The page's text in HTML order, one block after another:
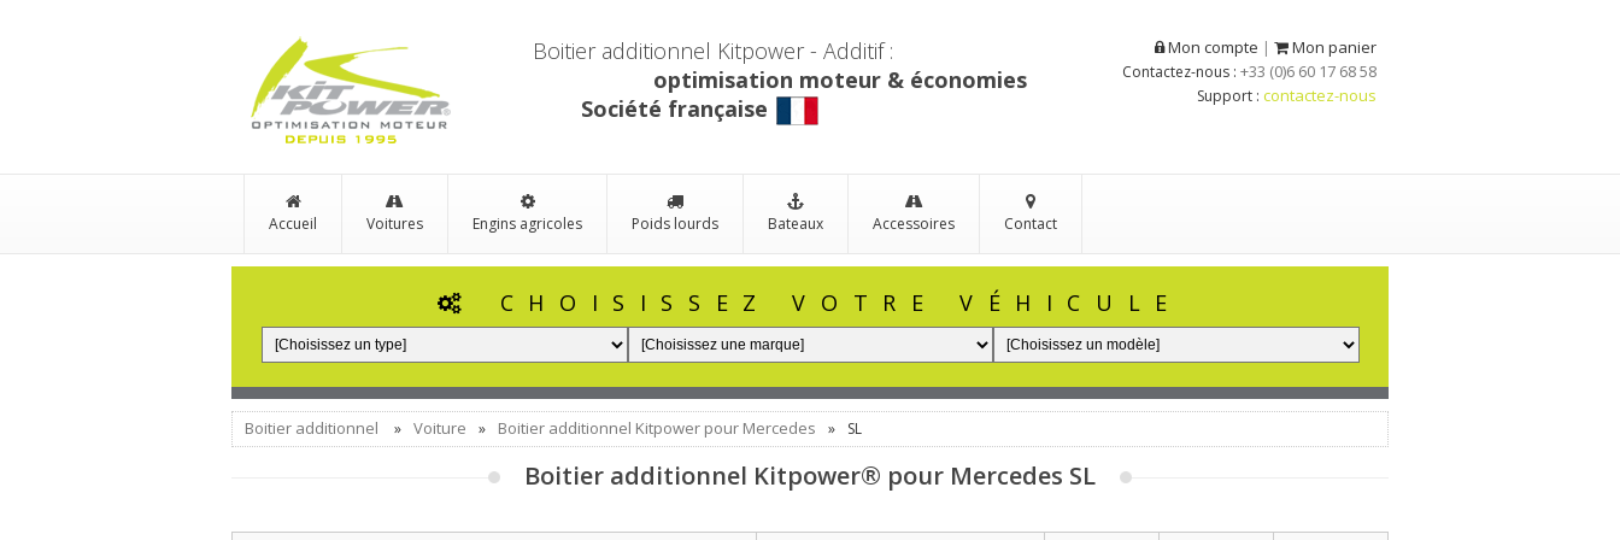
Boitier additionnel Kitpower - Additif :
optimisation moteur & économies
Société française
Mon compte | Mon panier
Contactez-nous : +33 (0)6 60 17 68 58
Support : contactez-nous
Accueil Voitures Engins agricoles Poids lourds Bateaux Accessoires Contact
CHOISISSEZ VOTRE VÉHICULE
Boitier additionnel » Voiture » Boitier additionnel Kitpower pour Mercedes » SL
Boitier additionnel Kitpower® pour Mercedes SL